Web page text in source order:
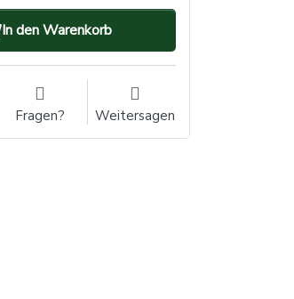
In den Warenkorb
Fragen? Weitersagen